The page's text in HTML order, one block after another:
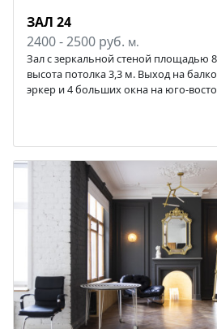
ЗАЛ 24
2400 - 2500 руб. м.
Зал с зеркальной стеной площадью
высота потолка 3,3 м. Выход на
эркер и 4 больших окна на юго-